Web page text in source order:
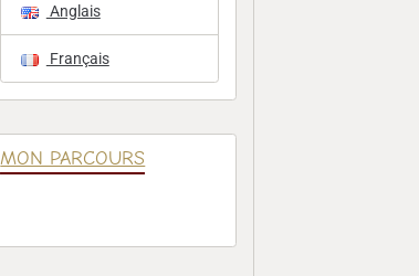
Anglais
Français
MON PARCOURS